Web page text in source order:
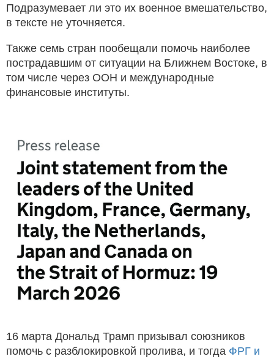
Подразумевает ли это их военное вмешательство,
в тексте не уточняется.
Также семь стран пообещали помочь наиболее
пострадавшим от ситуации на Ближнем Востоке, в
том числе через ООН и международные
финансовые институты.
16 марта Дональд Трамп призывал союзников
помочь с разблокировкой пролива, и тогда ФРГ и